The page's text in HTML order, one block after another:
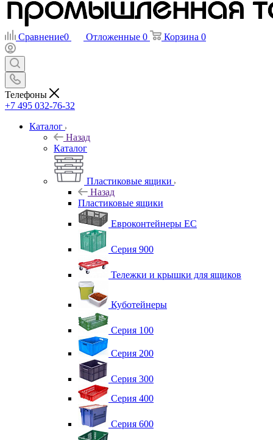
Сравнение0 Отложенные 0 Корзина 0
Телефоны
+7 495 032-76-32
Каталог
Назад
Каталог
Пластиковые ящики
Назад
Пластиковые ящики
Евроконтейнеры ЕС
Серия 900
Тележки и крышки для ящиков
Куботейнеры
Серия 100
Серия 200
Серия 300
Серия 400
Серия 600